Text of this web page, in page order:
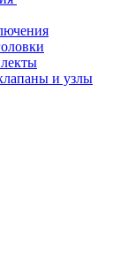
и узлы